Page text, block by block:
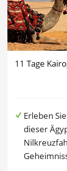
11 Tage
Erleben
dieser